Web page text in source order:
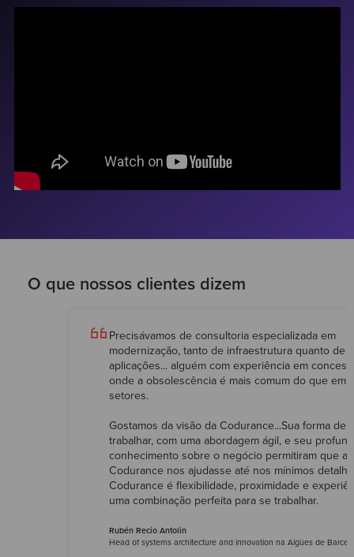
O que nossos clientes dizem
Precisávamos de consultoria especializada em
modernização, tanto de infraestrutura quanto de
aplicações... alguém com experiência em
onde a obsolescência é mais comum do que em
setores.
Gostamos da visão da Codurance...Sua forma de
trabalhar, com uma abordagem ágil, e seu
conhecimento sobre o negócio permitiram que a
Codurance nos ajudasse até nos mínimos
Codurance é flexibilidade, proximidade e
uma combinação perfeita para se trabalhar.
Rubén Recio Antolin
Head of systems architecture and innovation na Aigües de